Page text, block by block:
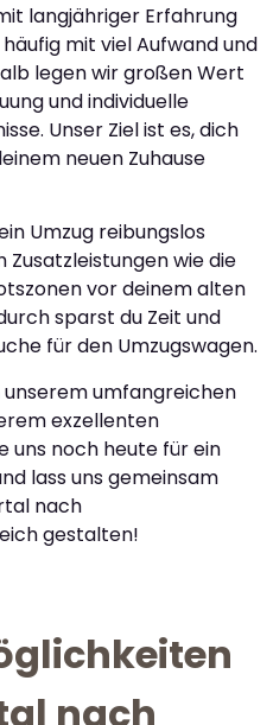
langjähriger Erfahrung
mit viel Aufwand und
legen wir großen Wert
und individuelle
Unser Ziel ist es, dich
neuen Zuhause
Umzug reibungslos
wie die
vor deinem alten
sparst du Zeit und
für den Umzugswagen.
umfangreichen
exzellenten
uns noch heute für ein
lass uns gemeinsam
nach
gestalten!
nach